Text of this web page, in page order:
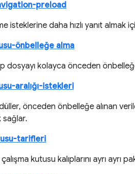
preload
isteklerine daha hızlı yanıt
önbelleğe alma
dosyayı kolayca önceden
aralığı-istekleri
önceden önbelleğe alınan
sağlar.
tarifleri
çalışma kutusu kalıplarını ayrı